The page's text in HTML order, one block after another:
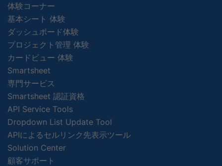
体験コーナー
基本シート 体験
ダッシュボード体験
プロジェクト管理 体験
カードビュー 体験
Smartsheet
専門サービス
Smartsheet 認証資格
API Service Tools
Dropdown List Update Tool
APIによるセルリンク先表示ツール
Solution Center
顧客サポート